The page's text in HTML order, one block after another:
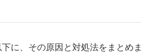
に、その原因と対処法をまとめま